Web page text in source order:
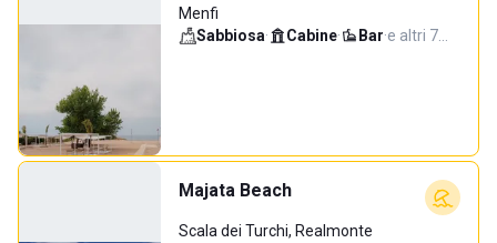
Menfi
Sabbiosa· Cabine· Bar·e altri 7…
Majata Beach
Scala dei Turchi, Realmonte